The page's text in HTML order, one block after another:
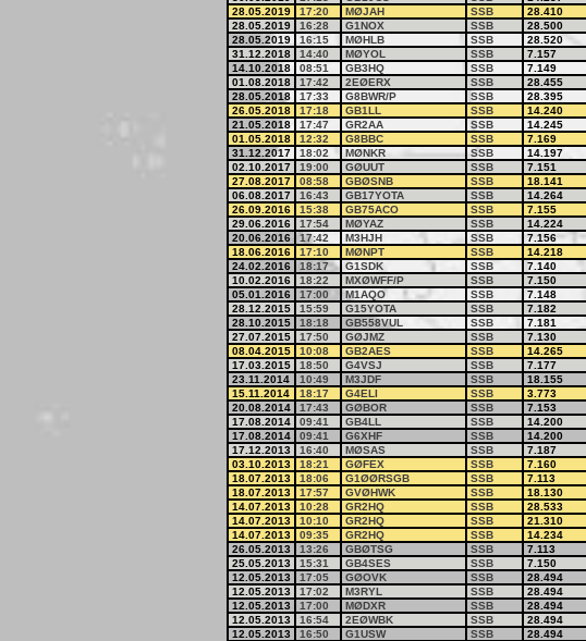
28.05.2019
17:20 MØJAH SSB 28.410
28.05.2019
16:28 G1NOX SSB 28.500
28.05.2019
16:15 MØHLB SSB 28.520
31.12.2018
14:40 MØYOL SSB 7.157
14.10.2018
08:51 GB3HQ SSB 7.149
01.08.2018
17:42 2EØERX SSB 28.455
28.05.2018
17:33 G8BWR/P SSB 28.395
26.05.2018
17:18 GB1LL SSB 14.240
21.05.2018
17:47 GR2AA SSB 14.245
01.05.2018
12:32 G8BBC SSB 7.169
31.12.2017
18:02 MØNKR SSB 14.197
02.10.2017
19:00 GØUUT SSB 7.151
27.08.2017
08:58 GBØSNB SSB 18.141
06.08.2017
16:43 GB17YOTA SSB 14.264
26.09.2016
15:38 GB75ACO SSB 7.155
29.06.2016
17:54 MØYAZ SSB 14.224
20.06.2016
17:42 M3HJH SSB 7.156
18.06.2016
17:10 MØNPT SSB 14.218
24.02.2016
18:17 G1SDK SSB 7.140
10.02.2016
18:22 MXØWFF/P SSB 7.150
05.01.2016
17:00 M1AQO SSB 7.148
28.12.2015
15:59 G15YOTA SSB 7.182
28.10.2015
18:18 GB558VUL SSB 7.181
27.07.2015
17:50 GØJMZ SSB 7.130
08.04.2015
10:08 GB2AES SSB 14.265
17.03.2015
18:50 G4VSJ SSB 7.177
23.11.2014
10:49 M3JDF SSB 18.155
15.11.2014
18:17 G4ELI SSB 3.773
20.08.2014
17:43 GØBOR SSB 7.153
17.08.2014
09:41 GB4LL SSB 14.200
17.08.2014
09:41 G6XHF SSB 14.200
17.12.2013
16:40 MØSAS SSB 7.187
03.10.2013
18:21 GØFEX SSB 7.160
18.07.2013
18:06 G1ØØRSGB SSB 7.113
18.07.2013
17:57 GVØHWK SSB 18.130
14.07.2013
10:28 GR2HQ SSB 28.533
14.07.2013
10:10 GR2HQ SSB 21.310
14.07.2013
09:35 GR2HQ SSB 14.234
26.05.2013
13:26 GBØTSG SSB 7.113
25.05.2013
15:31 GB4SES SSB 7.150
12.05.2013
17:05 GØOVK SSB 28.494
12.05.2013
17:02 M3RYL SSB 28.494
12.05.2013
17:00 MØDXR SSB 28.494
12.05.2013
16:54 2EØWBK SSB 28.494
12.05.2013
16:50 G1USW SSB 28.494